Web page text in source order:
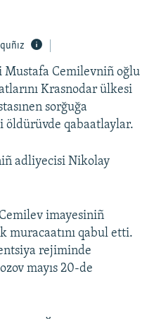
Cemilevniñ oğlu
Krasnodar ülkesi
sorğuğa
öldürüvde qabaatlaylar.
adliyecisi Nikolay
imayesiniñ
muracaatını qabul etti.
rejiminde
mayıs 20-de